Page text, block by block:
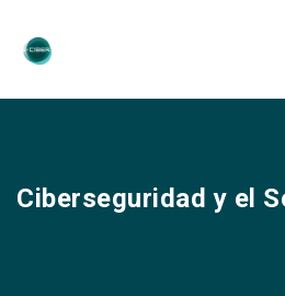
Ciberseguridad y el